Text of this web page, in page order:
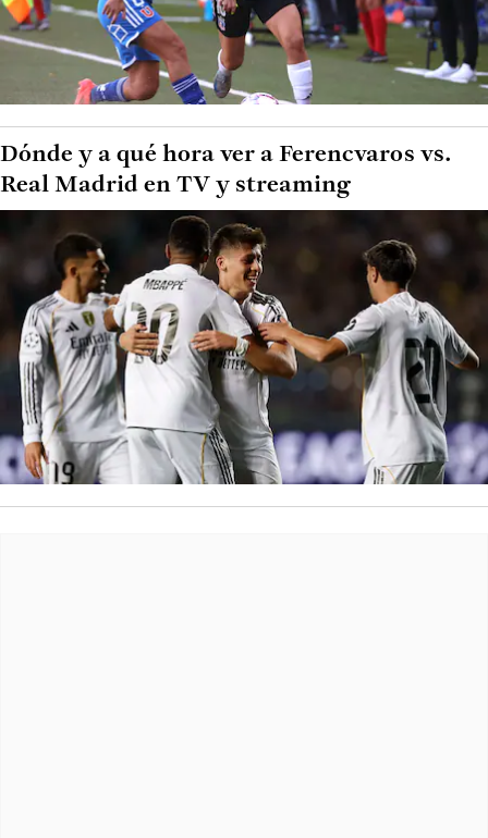
Dónde y a qué hora ver a Ferencvaros vs.
Real Madrid en TV y streaming